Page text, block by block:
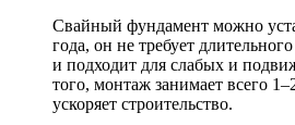
Свайный фундамент можно
года, он не требует
и подходит для слабых и
того, монтаж занимает всего
ускоряет строительство.